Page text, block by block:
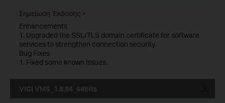
Σημείωση Έκδοσης >
Enhancements
1. Upgraded the SSL/TLS domain certificate for software
services to strengthen connection security.
Bug Fixes
1. Fixed some known issues.
VIGI VMS_1.8.84_64bits